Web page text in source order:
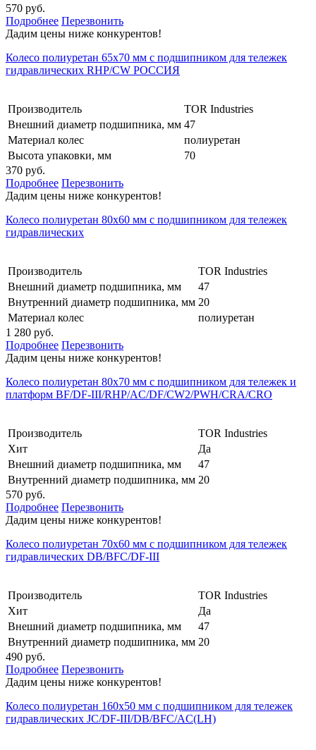
570 руб.
Подробнее Перезвонить
Дадим цены ниже конкурентов!
Колесо полиуретан 65х70 мм с подшипником для тележек
гидравлических RHP/CW РОССИЯ
Производитель
TOR Industries
Внешний диаметр подшипника, мм 47
Материал колес
полиуретан
Высота упаковки, мм
70
370 руб.
Подробнее Перезвонить
Дадим цены ниже конкурентов!
Колесо полиуретан 80х60 мм с подшипником для тележек
гидравлических
Производитель
TOR Industries
Внешний диаметр подшипника, мм
47
Внутренний диаметр подшипника, мм 20
Материал колес
полиуретан
1 280 руб.
Подробнее Перезвонить
Дадим цены ниже конкурентов!
Колесо полиуретан 80х70 мм с подшипником для тележек и
платформ BF/DF-III/RHP/AC/DF/CW2/PWH/CRA/CRO
Производитель
TOR Industries
Хит
Да
Внешний диаметр подшипника, мм
47
Внутренний диаметр подшипника, мм 20
570 руб.
Подробнее Перезвонить
Дадим цены ниже конкурентов!
Колесо полиуретан 70х60 мм с подшипником для тележек
гидравлических DB/BFC/DF-III
Производитель
TOR Industries
Хит
Да
Внешний диаметр подшипника, мм
47
Внутренний диаметр подшипника, мм 20
490 руб.
Подробнее Перезвонить
Дадим цены ниже конкурентов!
Колесо полиуретан 160х50 мм с подшипником для тележек
гидравлических JC/DF-III/DB/BFC/AC(LH)